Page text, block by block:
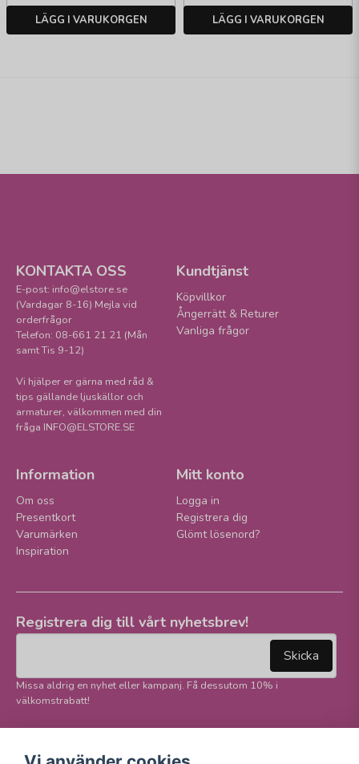
LÄGG I VARUKORGEN LÄGG I VARUKORGEN
KONTAKTA OSS
E-post: info@elstore.se
(Vardagar 8-16) Mejla vid
orderfrågor
Telefon: 08-661 21 21 (Mån
samt Tis 9-12)
Vi hjälper er gärna med råd &
tips gällande ljuskällor och
armaturer, välkommen med din
fråga INFO@ELSTORE.SE
Kundtjänst
Köpvillkor
Ångerrätt & Returer
Vanliga frågor
Information
Om oss
Presentkort
Varumärken
Inspiration
Mitt konto
Logga in
Registrera dig
Glömt lösenord?
Registrera dig till vårt nyhetsbrev!
Skicka
Missa aldrig en nyhet eller kampanj. Få dessutom 10% i
välkomstrabatt!